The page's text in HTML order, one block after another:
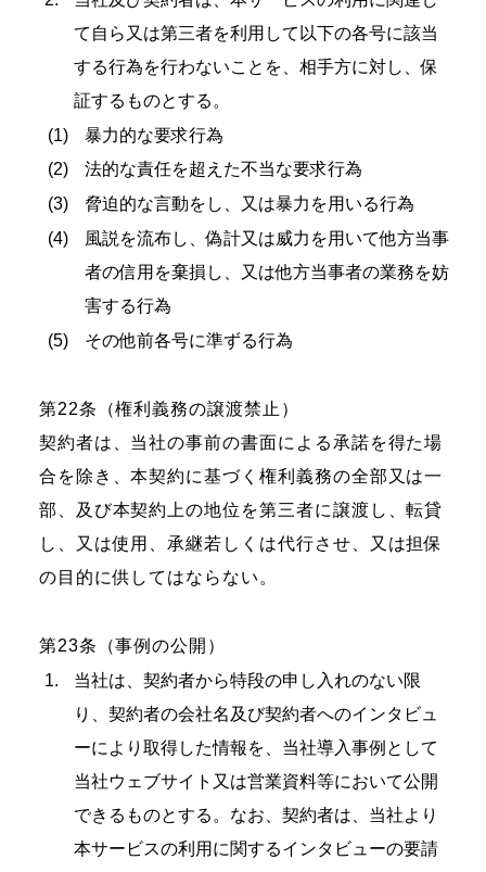
て自ら又は第三者を利用して以下の各号に該当
する行為を行わないことを、相手方に対し、保
証するものとする。
暴力的な要求行為
法的な責任を超えた不当な要求行為
脅迫的な言動をし、又は暴力を用いる行為
風説を流布し、偽計又は威力を用いて他方当事
者の信用を棄損し、又は他方当事者の業務を妨
害する行為
その他前各号に準ずる行為
第22条（権利義務の譲渡禁止）
契約者は、当社の事前の書面による承諾を得た場
合を除き、本契約に基づく権利義務の全部又は一
部、及び本契約上の地位を第三者に譲渡し、転貸
し、又は使用、承継若しくは代行させ、又は担保
の目的に供してはならない。
第23条（事例の公開）
当社は、契約者から特段の申し入れのない限
り、契約者の会社名及び契約者へのインタビュ
ーにより取得した情報を、当社導入事例として
当社ウェブサイト又は営業資料等において公開
できるものとする。なお、契約者は、当社より
本サービスの利用に関するインタビューの要請